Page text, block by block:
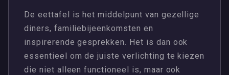
De eettafel is het middelpunt van gezellige
diners, familiebijeenkomsten en
inspirerende gesprekken. Het is dan ook
essentieel om de juiste verlichting te kiezen
die niet alleen functioneel is, maar ook